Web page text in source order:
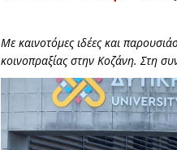
Με καινοτόμες ιδέες και
κοινοπραξίας στην Κοζάνη. Στη